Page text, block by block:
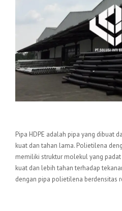
Pipa HDPE adalah pipa yang dibuat
kuat dan tahan lama. Polietilena
memiliki struktur molekul yang
kuat dan lebih tahan terhadap
dengan pipa polietilena berdensitas